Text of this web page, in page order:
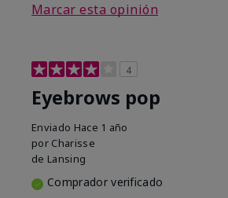
Marcar esta opinión
4
Eyebrows pop
Enviado Hace 1 año
por Charisse
de Lansing
Comprador verificado